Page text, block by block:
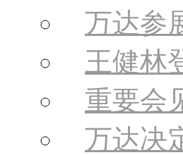
万达参
王健林
重要会
万达决